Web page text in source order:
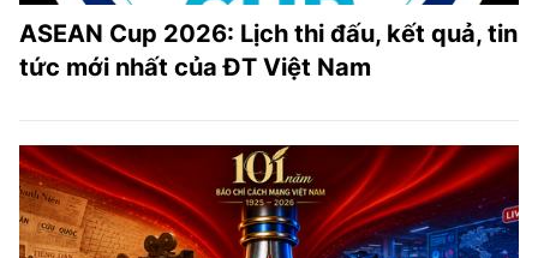
ASEAN Cup 2026: Lịch thi đấu, kết quả, tin
tức mới nhất của ĐT Việt Nam